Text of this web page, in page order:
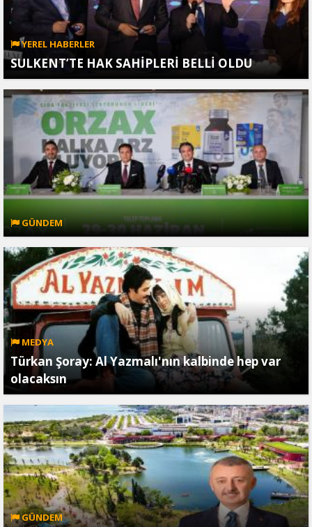
YEREL HABERLER
SULKENT’TE HAK SAHİPLERİ BELLİ OLDU
GÜNDEM
MEDYA
Türkan Şoray: Al Yazmalı'nın kalbinde hep var
olacaksın
GÜNDEM